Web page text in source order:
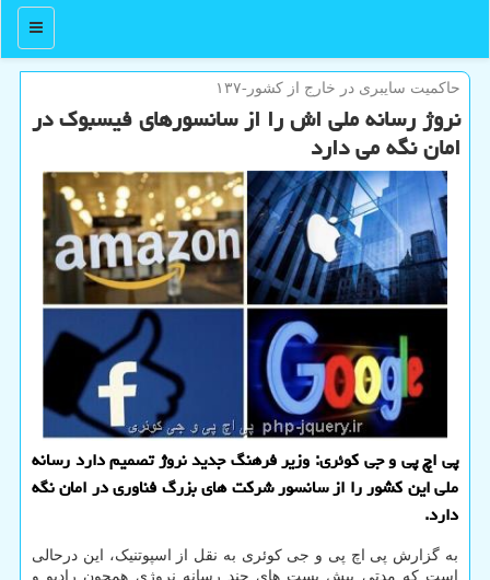
منو
حاكمیت سایبری در خارج از كشور-۱۳۷
نروژ رسانه ملی اش را از سانسورهای فیسبوک در
امان نگه می دارد
پی اچ پی و جی کوئری: وزیر فرهنگ جدید نروژ تصمیم دارد رسانه
ملی این کشور را از سانسور شرکت های بزرگ فناوری در امان نگه
دارد.
به گزارش پی اچ پی و جی کوئری به نقل از اسپوتنیک، این درحالی
است که مدتی پیش پست های چند رسانه نروژی همچون رادیو و